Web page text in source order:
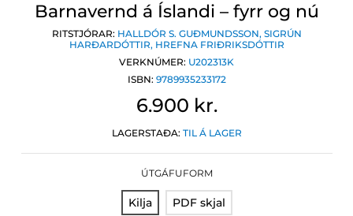
Barnavernd á Íslandi – fyrr og nú
RITSTJÓRAR: HALLDÓR S. GUÐMUNDSSON, SIGRÚN
HARÐARDÓTTIR, HREFNA FRIÐRIKSDÓTTIR
VERKNÚMER: U202313K
ISBN: 9789935233172
6.900 kr.
LAGERSTAÐA: TIL Á LAGER
ÚTGÁFUFORM
Kilja PDF skjal